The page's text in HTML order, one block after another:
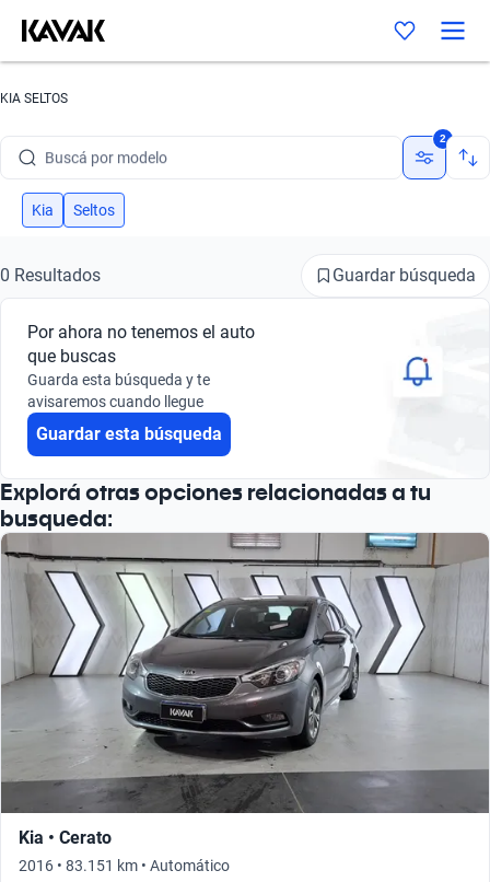
KIA SELTOS
Buscá por modelo
Buscá por versión
Buscá por marca
Buscá por modelo
Buscá por versión
2
Kia Seltos
0 Resultados Guardar búsqueda
Por ahora no tenemos el auto
que buscas
Guarda esta búsqueda y te
avisaremos cuando llegue
Guardar esta búsqueda
Explorá otras opciones relacionadas a tu
busqueda:
Kia • Cerato
2016 • 83.151 km • Automático